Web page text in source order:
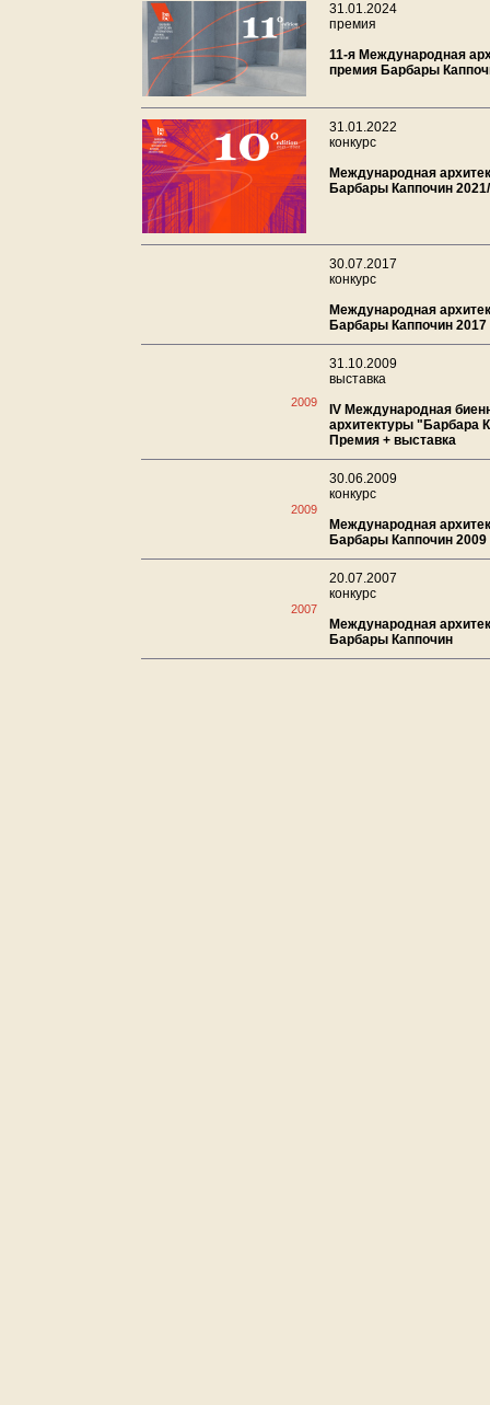
31.01.2024
премия
11-я Международная
премия Барбары
31.01.2022
конкурс
Международная
Барбары Каппочин
30.07.2017
конкурс
Международная
Барбары Каппочин 2017
2009
31.10.2009
выставка
IV Международная
архитектуры "Барбара
Премия + выставка
2009
30.06.2009
конкурс
Международная
Барбары Каппочин 2009
2007
20.07.2007
конкурс
Международная
Барбары Каппочин